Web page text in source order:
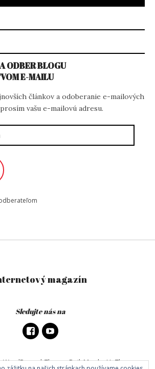
ODBER BLOGU
E-MAILU
článkov a odoberanie e-mailových
vašu e-mailovú adresu.
magazín
Sledujte nás na
WordPress|Theme: DailyMag byUpThemes.